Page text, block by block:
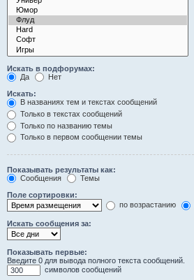
Искать в подфорумах:
Да
Нет
Искать:
В названиях тем и текстах сообщений
Только в текстах сообщений
Только по названию темы
Только в первом сообщении темы
Показывать результаты как:
Сообщения
Темы
Поле сортировки:
по возрастанию
Искать сообщения за:
Показывать первые:
Введите 0 для вывода полного текста сообщений.
символов сообщений